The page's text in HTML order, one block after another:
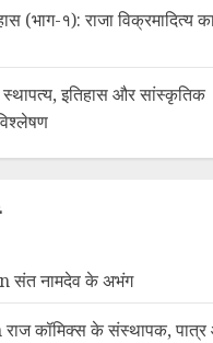
(भाग-१): राजा विक्रमादित्य
स्थापत्य, इतिहास और सांस्कृतिक
संत नामदेव के अभंग
राज कॉमिक्स के संस्थापक,